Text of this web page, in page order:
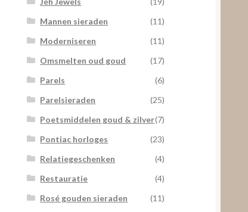
Mannen sieraden
(11)
Moderniseren
(11)
Omsmelten oud goud
(17)
Parels
(6)
Parelsieraden
(25)
Poetsmiddelen goud & zilver(7)
Pontiac horloges
(23)
Relatiegeschenken
(4)
Restauratie
(4)
Rosé gouden sieraden
(11)